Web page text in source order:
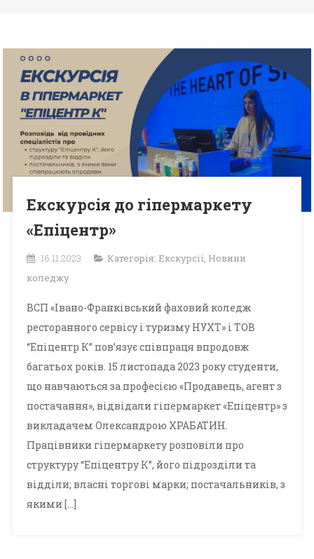
Екскурсія до гіпермаркету
«Епіцентр»
16.11.2023 Категорія: Екскурсії, Новини
коледжу
ВСП «Івано-Франківський фаховий коледж
ресторанного сервісу і туризму НУХТ» і ТОВ
“Епіцентр К” пов’язує співпраця впродовж
багатьох років. 15 листопада 2023 року студенти,
що навчаються за професією «Продавець, агент з
постачання», відвідали гіпермаркет «Епіцентр» з
викладачем Олександрою ХРАБАТИН.
Працівники гіпермаркету розповіли про
структуру “Епіцентру К”, його підрозділи та
відділи; власні торгові марки; постачальників, з
якими […]